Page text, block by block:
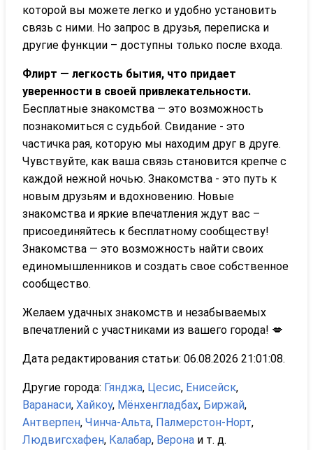
которой вы можете легко и удобно установить
связь с ними. Но запрос в друзья, переписка и
другие функции – доступны только после входа.
Флирт — легкость бытия, что придает
уверенности в своей привлекательности.
Бесплатные знакомства — это возможность
познакомиться с судьбой. Свидание - это
частичка рая, которую мы находим друг в друге.
Чувствуйте, как ваша связь становится крепче с
каждой нежной ночью. Знакомства - это путь к
новым друзьям и вдохновению. Новые
знакомства и яркие впечатления ждут вас –
присоединяйтесь к бесплатному сообществу!
Знакомства — это возможность найти своих
единомышленников и создать свое собственное
сообщество.
Желаем удачных знакомств и незабываемых
впечатлений с участниками из вашего города! 💋
Дата редактирования статьи: 06.08.2026 21:01:08.
Другие города: Гянджа, Цесис, Енисейск,
Варанаси, Хайкоу, Мёнхенгладбах, Биржай,
Антверпен, Чинча-Альта, Палмерстон-Норт,
Людвигсхафен, Калабар, Верона и т. д.